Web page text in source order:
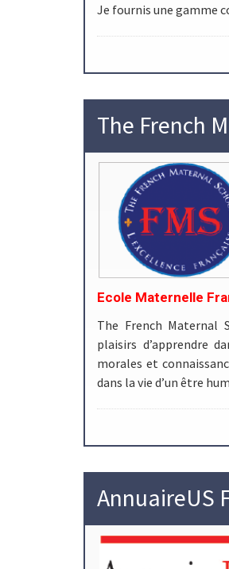
Je fournis une gamme
The French
Ecole Maternelle
The French Maternal
plaisirs d’apprendre
morales et
dans la vie d’un être
AnnuaireUS